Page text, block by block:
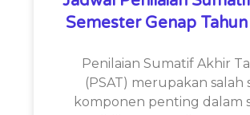
Semester Genap
Penilaian Sumatif Akhir
(PSAT) merupakan salah
komponen penting dalam